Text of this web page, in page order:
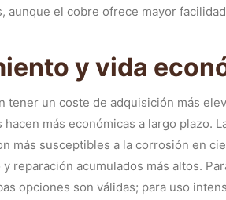
el cobre ofrece mayor
y vida
tener un coste de adquisición más
más económicas a largo plazo.
más susceptibles a la corrosión en
reparación acumulados más altos.
opciones son válidas; para uso